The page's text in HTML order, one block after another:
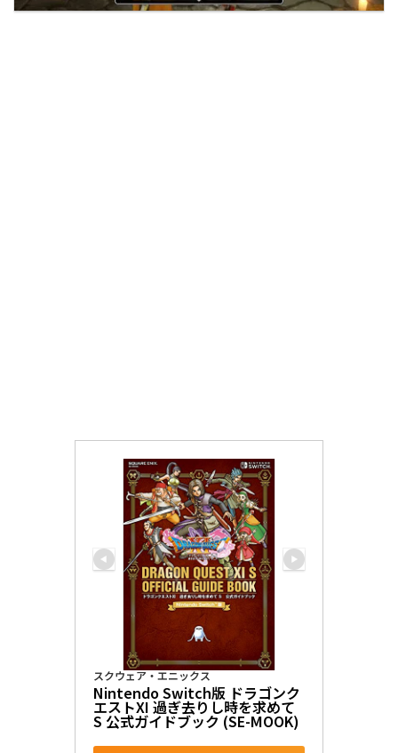
スクウェア・エニックス
Nintendo Switch版 ドラゴンク
エストXI 過ぎ去りし時を求めて
S 公式ガイドブック (SE-MOOK)